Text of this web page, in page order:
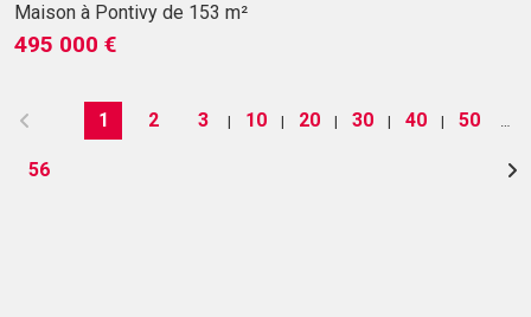
Maison à Pontivy de 153 m²
495 000 €
1 2 3 | 10 | 20 | 30 | 40 | 50
56